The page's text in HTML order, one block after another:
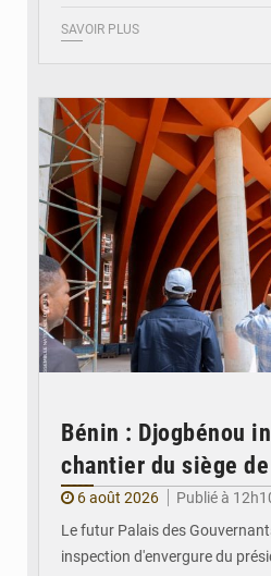
SAVOIR PLUS
Bénin : Djogbénou
chantier du siège
6 août 2026
Publié à
Le futur Palais des
inspection d'envergure du